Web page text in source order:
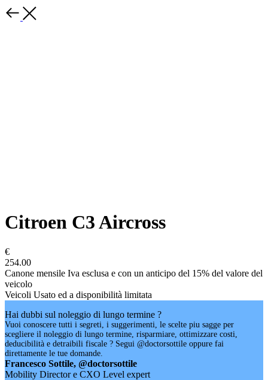
Citroen C3 Aircross
€
254.00
Canone mensile Iva esclusa e con un anticipo del 15% del valore del
veicolo
Veicoli Usato ed a disponibilità limitata
Hai dubbi sul noleggio di lungo termine ?
Vuoi conoscere tutti i segreti, i suggerimenti, le scelte piu sagge per
scegliere il noleggio di lungo termine, risparmiare, ottimizzare costi,
deducibilità e detraibili fiscale ? Segui @doctorsottile oppure fai
direttamente le tue domande.
Francesco Sottile, @doctorsottile
Mobility Director e CXO Level expert